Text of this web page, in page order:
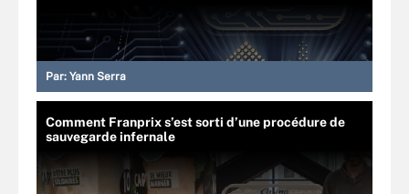
Par: Yann Serra
Comment Franprix s’est sorti d’une procédure de
sauvegarde infernale